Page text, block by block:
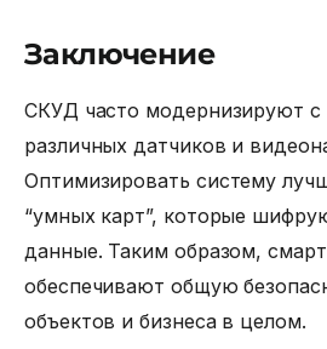
Заключение
СКУД часто модернизируют
различных датчиков и
Оптимизировать систему
“умных карт”, которые
данные. Таким образом,
обеспечивают общую
объектов и бизнеса в целом.